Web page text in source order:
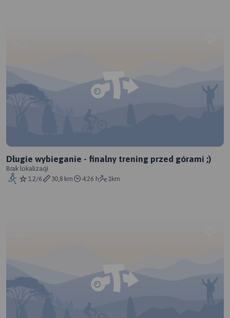
Długie wybieganie - finalny trening przed górami ;)
Brak lokalizacji
1.2/6
30,8 km 4:26 h 1km